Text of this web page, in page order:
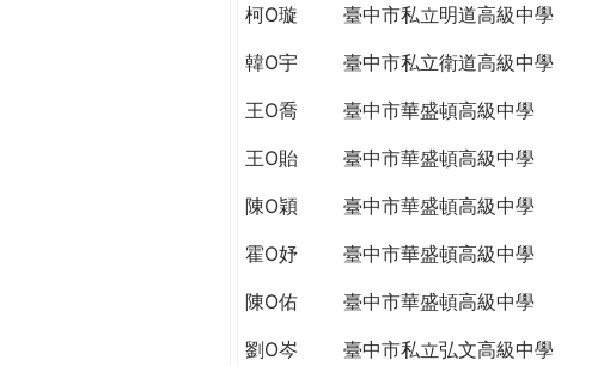
柯O璇
臺中市私立明道高級中學
韓O宇
臺中市私立衛道高級中學
王O喬
臺中市華盛頓高級中學
王O貽
臺中市華盛頓高級中學
陳O穎
臺中市華盛頓高級中學
霍O妤
臺中市華盛頓高級中學
陳O佑
臺中市華盛頓高級中學
劉O岑
臺中市私立弘文高級中學